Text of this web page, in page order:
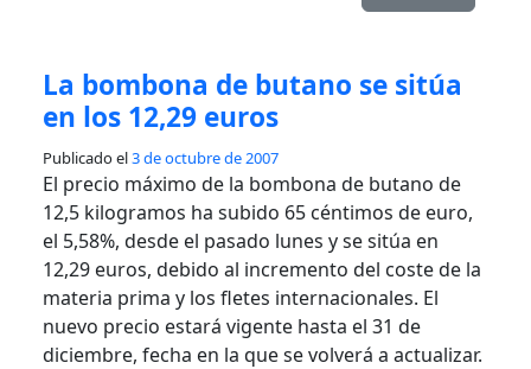
La bombona de butano se sitúa
en los 12,29 euros
Publicado el3 de octubre de 2007
El precio máximo de la bombona de butano de
12,5 kilogramos ha subido 65 céntimos de euro,
el 5,58%, desde el pasado lunes y se sitúa en
12,29 euros, debido al incremento del coste de la
materia prima y los fletes internacionales. El
nuevo precio estará vigente hasta el 31 de
diciembre, fecha en la que se volverá a actualizar.